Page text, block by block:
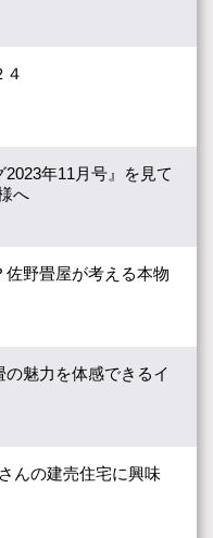
2023年11月号』を見て
へ
野畳屋が考える本物
魅力を体感できるイ
んの建売住宅に興味